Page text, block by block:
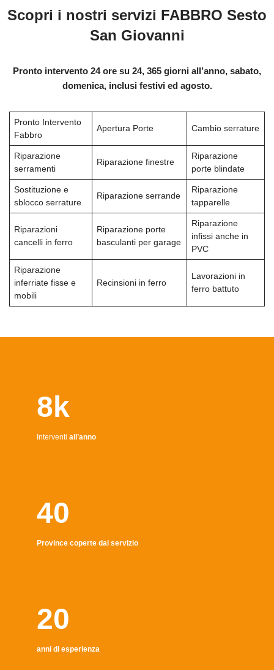
Scopri i nostri servizi FABBRO Sesto
San Giovanni
Pronto intervento 24 ore su 24, 365 giorni all’anno, sabato,
domenica, inclusi festivi ed agosto.
Pronto Intervento
Fabbro
Apertura Porte Cambio serrature
Riparazione
serramenti
Riparazione finestre
Riparazione
porte blindate
Sostituzione e
sblocco serrature
Riparazione serrande
Riparazione
tapparelle
Riparazioni
cancelli in ferro
Riparazione porte
basculanti per garage
Riparazione
infissi anche in
PVC
Riparazione
inferriate fisse e
mobili
Recinsioni in ferro
Lavorazioni in
ferro battuto
8k
Interventi all’anno
40
Province coperte dal servizio
20
anni di esperienza